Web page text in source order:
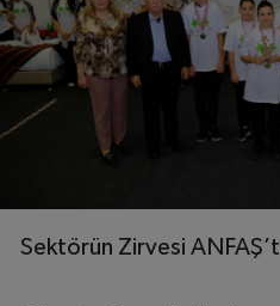
Sektörün Zirvesi